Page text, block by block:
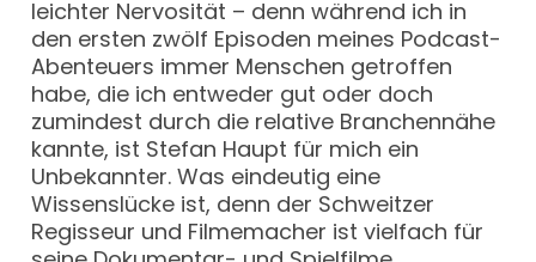
leichter Nervosität – denn während ich in
den ersten zwölf Episoden meines Podcast-
Abenteuers immer Menschen getroffen
habe, die ich entweder gut oder doch
zumindest durch die relative Branchennähe
kannte, ist Stefan Haupt für mich ein
Unbekannter. Was eindeutig eine
Wissenslücke ist, denn der Schweitzer
Regisseur und Filmemacher ist vielfach für